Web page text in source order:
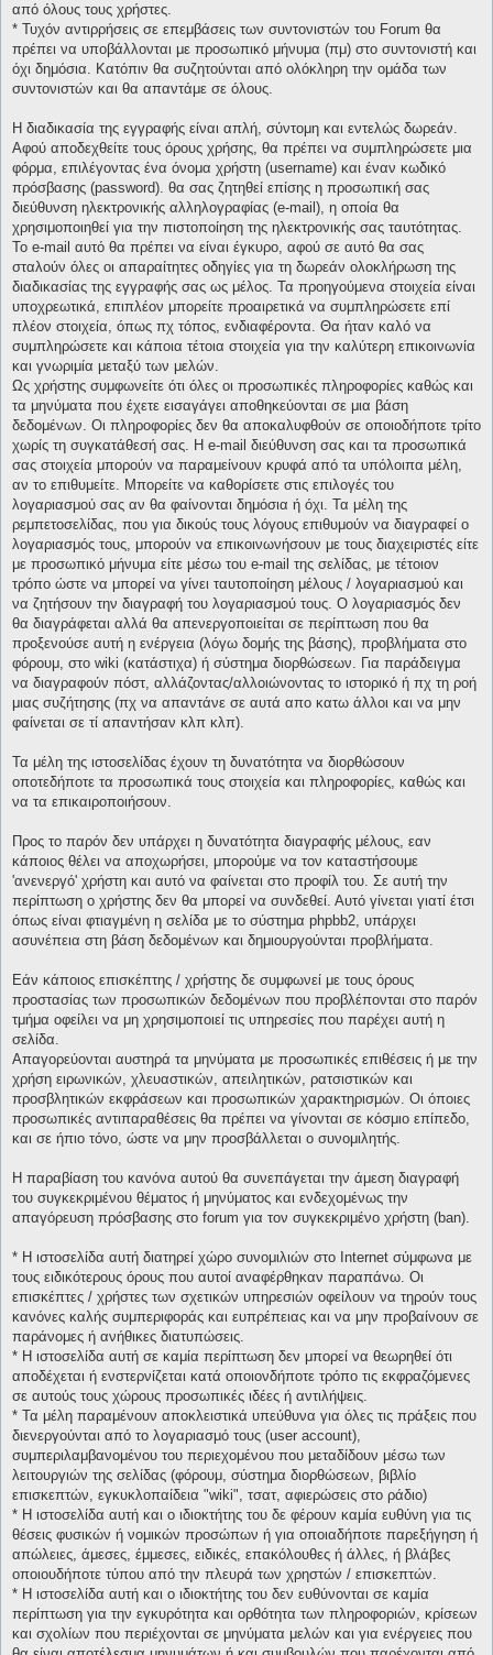
από όλους τους χρήστες.
* Τυχόν αντιρρήσεις σε επεμβάσεις των συντονιστών του Forum θα
πρέπει να υποβάλλονται με προσωπικό μήνυμα (πμ) στο συντονιστή και
όχι δημόσια. Κατόπιν θα συζητούνται από ολόκληρη την ομάδα των
συντονιστών και θα απαντάμε σε όλους.
Η διαδικασία της εγγραφής είναι απλή, σύντομη και εντελώς δωρεάν.
Αφού αποδεχθείτε τους όρους χρήσης, θα πρέπει να συμπληρώσετε μια
φόρμα, επιλέγοντας ένα όνομα χρήστη (username) και έναν κωδικό
πρόσβασης (password). θα σας ζητηθεί επίσης η προσωπική σας
διεύθυνση ηλεκτρονικής αλληλογραφίας (e-mail), η οποία θα
χρησιμοποιηθεί για την πιστοποίηση της ηλεκτρονικής σας ταυτότητας.
Το e-mail αυτό θα πρέπει να είναι έγκυρο, αφού σε αυτό θα σας
σταλούν όλες οι απαραίτητες οδηγίες για τη δωρεάν ολοκλήρωση της
διαδικασίας της εγγραφής σας ως μέλος. Τα προηγούμενα στοιχεία είναι
υποχρεωτικά, επιπλέον μπορείτε προαιρετικά να συμπληρώσετε επί
πλέον στοιχεία, όπως πχ τόπος, ενδιαφέροντα. Θα ήταν καλό να
συμπληρώσετε και κάποια τέτοια στοιχεία για την καλύτερη επικοινωνία
και γνωριμία μεταξύ των μελών.
Ως χρήστης συμφωνείτε ότι όλες οι προσωπικές πληροφορίες καθώς και
τα μηνύματα που έχετε εισαγάγει αποθηκεύονται σε μια βάση
δεδομένων. Οι πληροφορίες δεν θα αποκαλυφθούν σε οποιοδήποτε τρίτο
χωρίς τη συγκατάθεσή σας. Η e-mail διεύθυνση σας και τα προσωπικά
σας στοιχεία μπορούν να παραμείνουν κρυφά από τα υπόλοιπα μέλη,
αν το επιθυμείτε. Μπορείτε να καθορίσετε στις επιλογές του
λογαριασμού σας αν θα φαίνονται δημόσια ή όχι. Τα μέλη της
ρεμπετοσελίδας, που για δικούς τους λόγους επιθυμούν να διαγραφεί ο
λογαριασμός τους, μπορούν να επικοινωνήσουν με τους διαχειριστές είτε
με προσωπικό μήνυμα είτε μέσω του e-mail της σελίδας, με τέτοιον
τρόπο ώστε να μπορεί να γίνει ταυτοποίηση μέλους / λογαριασμού και
να ζητήσουν την διαγραφή του λογαριασμού τους. Ο λογαριασμός δεν
θα διαγράφεται αλλά θα απενεργοποιείται σε περίπτωση που θα
προξενούσε αυτή η ενέργεια (λόγω δομής της βάσης), προβλήματα στο
φόρουμ, στο wiki (κατάστιχα) ή σύστημα διορθώσεων. Για παράδειγμα
να διαγραφούν πόστ, αλλάζοντας/αλλοιώνοντας το ιστορικό ή πχ τη ροή
μιας συζήτησης (πχ να απαντάνε σε αυτά απο κατω άλλοι και να μην
φαίνεται σε τί απαντήσαν κλπ κλπ).
Τα μέλη της ιστοσελίδας έχουν τη δυνατότητα να διορθώσουν
οποτεδήποτε τα προσωπικά τους στοιχεία και πληροφορίες, καθώς και
να τα επικαιροποιήσουν.
Προς το παρόν δεν υπάρχει η δυνατότητα διαγραφής μέλους, εαν
κάποιος θέλει να αποχωρήσει, μπορούμε να τον καταστήσουμε
'ανενεργό' χρήστη και αυτό να φαίνεται στο προφίλ του. Σε αυτή την
περίπτωση ο χρήστης δεν θα μπορεί να συνδεθεί. Αυτό γίνεται γιατί έτσι
όπως είναι φτιαγμένη η σελίδα με το σύστημα phpbb2, υπάρχει
ασυνέπεια στη βάση δεδομένων και δημιουργούνται προβλήματα.
Εάν κάποιος επισκέπτης / χρήστης δε συμφωνεί με τους όρους
προστασίας των προσωπικών δεδομένων που προβλέπονται στο παρόν
τμήμα οφείλει να μη χρησιμοποιεί τις υπηρεσίες που παρέχει αυτή η
σελίδα.
Απαγορεύονται αυστηρά τα μηνύματα με προσωπικές επιθέσεις ή με την
χρήση ειρωνικών, χλευαστικών, απειλητικών, ρατσιστικών και
προσβλητικών εκφράσεων και προσωπικών χαρακτηρισμών. Οι όποιες
προσωπικές αντιπαραθέσεις θα πρέπει να γίνονται σε κόσμιο επίπεδο,
και σε ήπιο τόνο, ώστε να μην προσβάλλεται ο συνομιλητής.
Η παραβίαση του κανόνα αυτού θα συνεπάγεται την άμεση διαγραφή
του συγκεκριμένου θέματος ή μηνύματος και ενδεχομένως την
απαγόρευση πρόσβασης στο forum για τον συγκεκριμένο χρήστη (ban).
* H ιστοσελίδα αυτή διατηρεί χώρο συνομιλιών στο Internet σύμφωνα με
τους ειδικότερους όρους που αυτοί αναφέρθηκαν παραπάνω. Οι
επισκέπτες / χρήστες των σχετικών υπηρεσιών οφείλουν να τηρούν τους
κανόνες καλής συμπεριφοράς και ευπρέπειας και να μην προβαίνουν σε
παράνομες ή ανήθικες διατυπώσεις.
* H ιστοσελίδα αυτή σε καμία περίπτωση δεν μπορεί να θεωρηθεί ότι
αποδέχεται ή ενστερνίζεται κατά οποιονδήποτε τρόπο τις εκφραζόμενες
σε αυτούς τους χώρους προσωπικές ιδέες ή αντιλήψεις.
* Τα μέλη παραμένουν αποκλειστικά υπεύθυνα για όλες τις πράξεις που
διενεργούνται από το λογαριασμό τους (user account),
συμπεριλαμβανομένου του περιεχομένου που μεταδίδουν μέσω των
λειτουργιών της σελίδας (φόρουμ, σύστημα διορθώσεων, βιβλίο
επισκεπτών, εγκυκλοπαίδεια "wiki", τσατ, αφιερώσεις στο ράδιο)
* H ιστοσελίδα αυτή και ο ιδιοκτήτης του δε φέρουν καμία ευθύνη για τις
θέσεις φυσικών ή νομικών προσώπων ή για οποιαδήποτε παρεξήγηση ή
απώλειες, άμεσες, έμμεσες, ειδικές, επακόλουθες ή άλλες, ή βλάβες
οποιουδήποτε τύπου από την πλευρά των χρηστών / επισκεπτών.
* H ιστοσελίδα αυτή και ο ιδιοκτήτης του δεν ευθύνονται σε καμία
περίπτωση για την εγκυρότητα και ορθότητα των πληροφοριών, κρίσεων
και σχολίων που περιέχονται σε μηνύματα μελών και για ενέργειες που